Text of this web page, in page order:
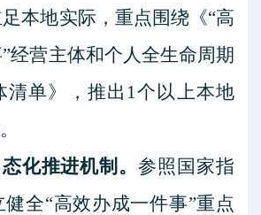
本地实际，重点围绕《“高
经营主体和个人全生命周期
清单》，推出1个以上本地
化推进机制。参照国家指
健全“高效办成一件事”重点